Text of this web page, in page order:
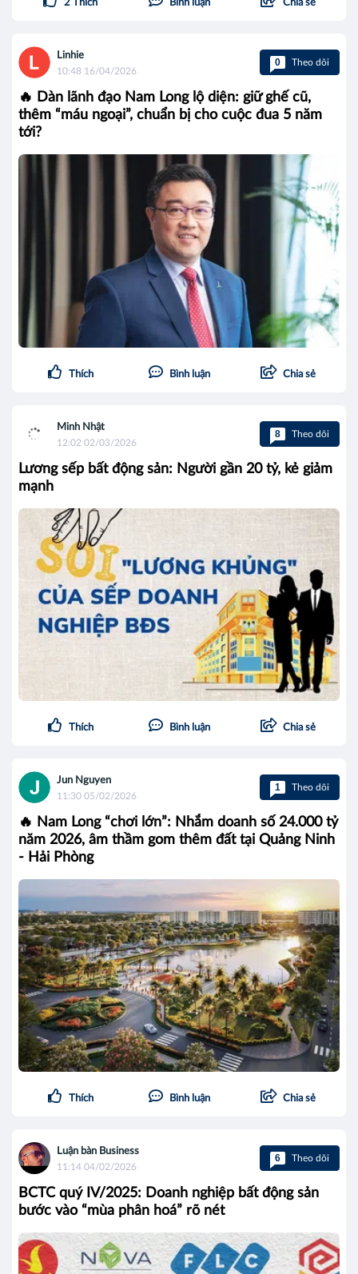
2 Thích Bình luận Chia sẻ
Linhie
10:48 16/04/2026
0 Theo dõi
🔥 Dàn lãnh đạo Nam Long lộ diện: giữ ghế cũ,
thêm “máu ngoại”, chuẩn bị cho cuộc đua 5 năm
tới?
Thích Bình luận Chia sẻ
Minh Nhật
12:02 02/03/2026
8 Theo dõi
Lương sếp bất động sản: Người gần 20 tỷ, kẻ giảm
mạnh
Thích Bình luận Chia sẻ
Jun Nguyen
11:30 05/02/2026
1 Theo dõi
🔥 Nam Long “chơi lớn”: Nhắm doanh số 24.000 tỷ
năm 2026, âm thầm gom thêm đất tại Quảng Ninh
- Hải Phòng
Thích Bình luận Chia sẻ
Luận bàn Business
11:14 04/02/2026
6 Theo dõi
BCTC quý IV/2025: Doanh nghiệp bất động sản
bước vào “mùa phân hoá” rõ nét